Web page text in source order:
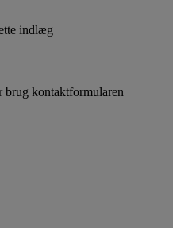
indlæg
brug kontaktformularen